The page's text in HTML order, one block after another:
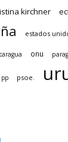
kirchner
estados
onu
pp psoe.